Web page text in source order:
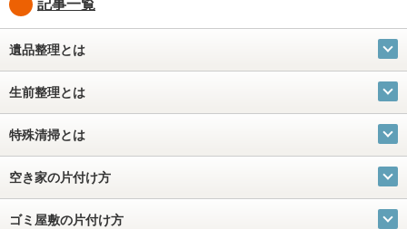
記事一覧
遺品整理とは
生前整理とは
特殊清掃とは
空き家の片付け方
ゴミ屋敷の片付け方